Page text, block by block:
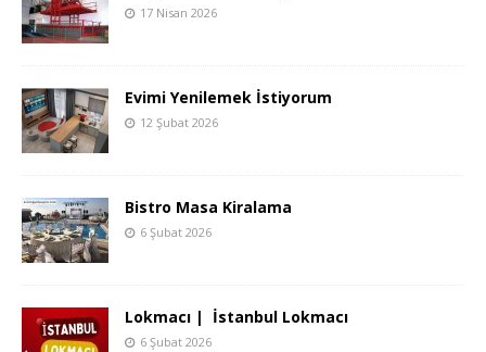
17 Nisan 2026
Evimi Yenilemek İstiyorum
12 Şubat 2026
Bistro Masa Kiralama
6 Şubat 2026
Lokmacı | İstanbul Lokmacı
6 Şubat 2026